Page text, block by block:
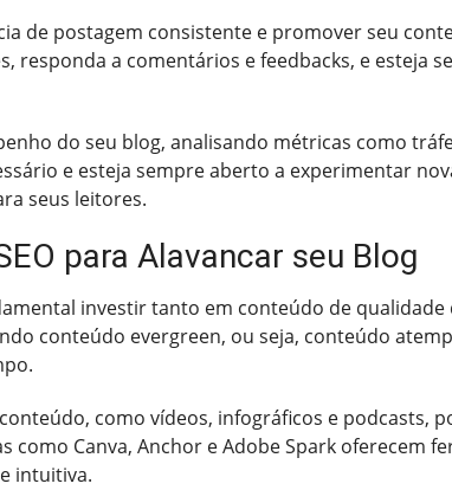
de postagem consistente e promover seu
responda a comentários e feedbacks, e esteja
do seu blog, analisando métricas como
e esteja sempre aberto a experimentar
seus leitores.
para Alavancar seu Blog
investir tanto em conteúdo de
conteúdo evergreen, ou seja, conteúdo
como vídeos, infográficos e podcasts,
Canva, Anchor e Adobe Spark oferecem
intuitiva.